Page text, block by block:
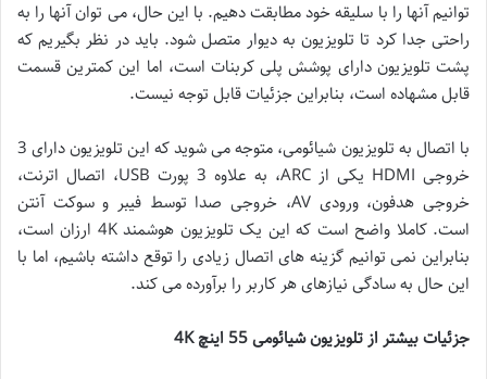
توانیم آنها را با سلیقه خود مطابقت دهیم. با این حال، می توان آنها را به
راحتی جدا کرد تا تلویزیون به دیوار متصل شود. باید در نظر بگیریم که
پشت تلویزیون دارای پوشش پلی کربنات است، اما این کمترین قسمت
قابل مشهاده است، بنابراین جزئیات قابل توجه نیست.
با اتصال به تلویزیون شیائومی، متوجه می شوید که این تلویزیون دارای 3
خروجی HDMI یکی از ARC، به علاوه 3 پورت USB، اتصال اترنت،
خروجی هدفون، ورودی AV، خروجی صدا توسط فیبر و سوکت آنتن
است. کاملا واضح است که این یک تلویزیون هوشمند 4K ارزان است،
بنابراین نمی توانیم گزینه های اتصال زیادی را توقع داشته باشیم، اما با
این حال به سادگی نیازهای هر کاربر را برآورده می کند.
جزئیات بیشتر از تلویزیون شیائومی 55 اینچ 4 K